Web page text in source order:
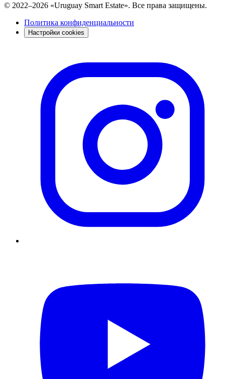
© 2022–2026 «Uruguay Smart Estate». Все права защищены.
Политика конфиденциальности
Настройки cookies